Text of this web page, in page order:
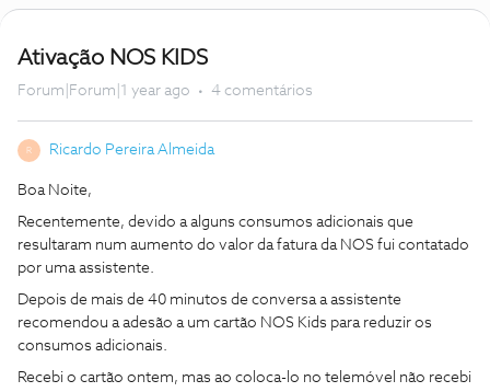
Ativação NOS KIDS
Forum|Forum|1 year ago 4 comentários
R Ricardo Pereira Almeida
Boa Noite,
Recentemente, devido a alguns consumos adicionais que
resultaram num aumento do valor da fatura da NOS fui contatado
por uma assistente.
Depois de mais de 40 minutos de conversa a assistente
recomendou a adesão a um cartão NOS Kids para reduzir os
consumos adicionais.
Recebi o cartão ontem, mas ao coloca-lo no telemóvel não recebi